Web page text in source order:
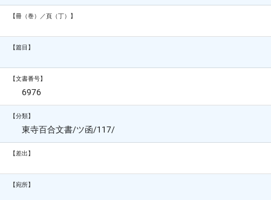
【冊（巻）／頁（丁）】
【篇目】
【文書番号】
6976
【分類】
東寺百合文書/ツ函/117/
【差出】
【宛所】